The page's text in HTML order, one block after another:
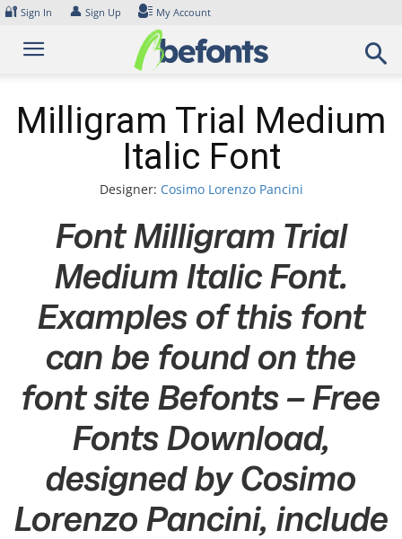
Skip
content
🔐 Sign In 👤 Sign Up My Account
Milligram Trial Medium
Italic Font
Designer: Cosimo Lorenzo Pancini
Font Milligram Trial
Medium Italic Font.
Examples of this font
can be found on the
font site Befonts – Free
Fonts Download,
designed by Cosimo
Lorenzo Pancini, include